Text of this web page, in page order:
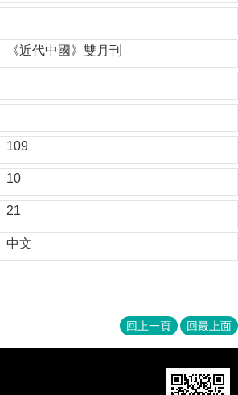
《近代中國》雙月刊
109
10
21
中文
回上一頁 回最上面